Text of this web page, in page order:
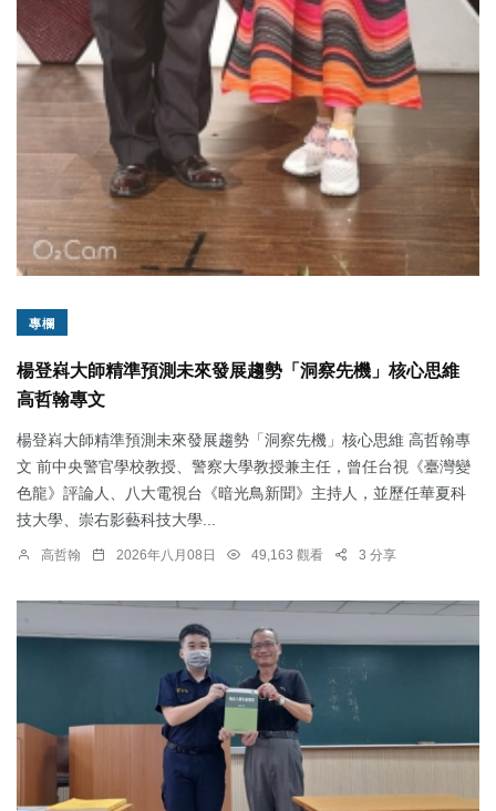
專欄
楊登嵙大師精準預測未來發展趨勢「洞察先機」核心思維
高哲翰專文
楊登嵙大師精準預測未來發展趨勢「洞察先機」核心思維 高哲翰專
文 前中央警官學校教授、警察大學教授兼主任，曾任台視《臺灣變
色龍》評論人、八大電視台《暗光鳥新聞》主持人，並歷任華夏科
技大學、崇右影藝科技大學...
高哲翰 2026年八月08日 49,163 觀看 3 分享